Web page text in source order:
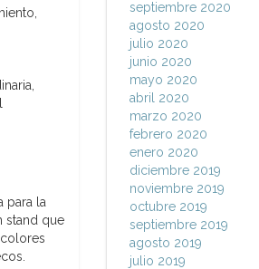
para la
stand que
septiembre 2020
agosto 2020
julio 2020
junio 2020
mayo 2020
abril 2020
marzo 2020
febrero 2020
enero 2020
diciembre 2019
noviembre 2019
octubre 2019
septiembre 2019
agosto 2019
julio 2019